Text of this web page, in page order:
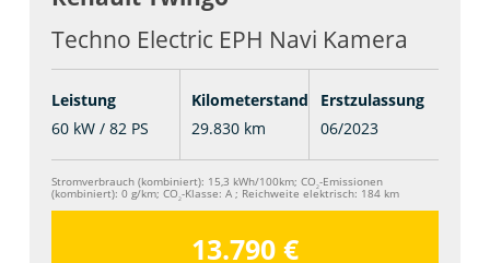
Techno Electric EPH Navi Kamera
Leistung
60 kW / 82 PS
Kilometerstand
29.830 km
Erstzulassung
06/2023
Stromverbrauch (kombiniert): 15,3 kWh/100km; CO2-Emissionen
(kombiniert): 0 g/km; CO2-Klasse: A ; Reichweite elektrisch: 184 km
13.790 €